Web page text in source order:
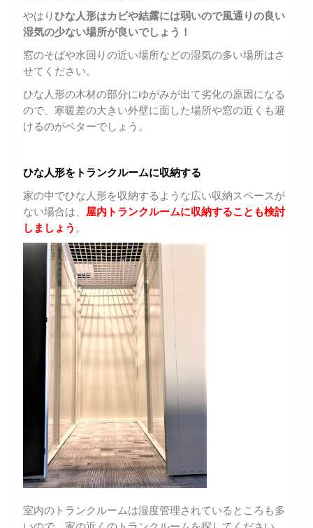
やはり ひな人形はカビや結露には弱いので風通りの良い
湿気の少ない場所が良いでしょう！
窓のそばや水回りの近い場所などの湿気の多い場所はさ
せてください。
ひな人形の木材の部分にゆがみが出て劣化の原因になる
ので、寒暖差の大きい外壁に面した場所や窓の近くも避
けるのがベターでしょう。
ひな人形を トランクルームに収納する
家の中でひな人形を収納するような広い収納スペースが
ない場合は、 屋内トランクルームに収納することも検討
しましょう 。
室内のトランクルームは湿度管理されているところも多